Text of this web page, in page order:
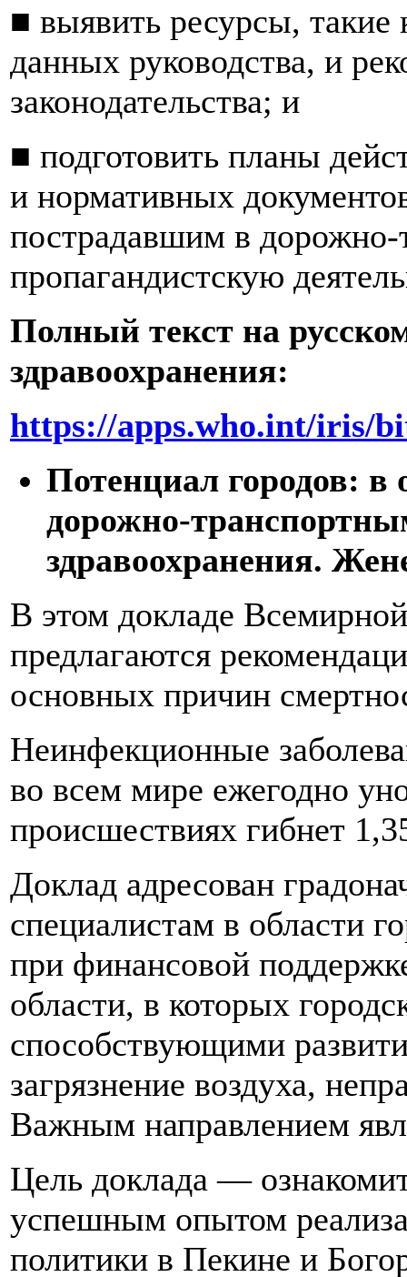
■ выявить ресурсы,
данных руководства, и
законодательства; и
■ подготовить планы
и нормативных
пострадавшим в
пропагандистскую
Полный текст на
здравоохранения:
https://apps.who.int/iris/
Потенциал городов:
дорожно-
здравоохранения.
В этом докладе
предлагаются
основных причин
Неинфекционные
во всем мире ежегодно
происшествиях гибнет
Доклад адресован
специалистам в области
при финансовой
области, в которых
способствующими
загрязнение воздуха,
Важным направлением
Цель доклада —
успешным опытом
политики в Пекине и